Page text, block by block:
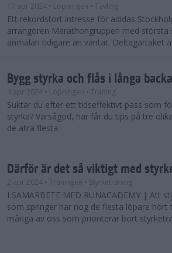
17 apr 2024 • Löpningen • Tävling
Ett rekordstort intresse för adidas
arrangören Marathongruppen med största
anmälan tidigare än väntat. Deltagartaket
Bygg styrka och flås i långa
4 apr 2024 • Löpningen • Träning
Suktar du efter ett tidseffektivt pass som
styrka? Varsågod, här får du tips på tre
de allra flesta.
Därför är det så viktigt med
2 apr 2024 • Träningen • Styrketräning
I SAMARBETE MED RUNACADEMY | Att
som springer har nog de flesta löpare
många av oss som prioriterar bort